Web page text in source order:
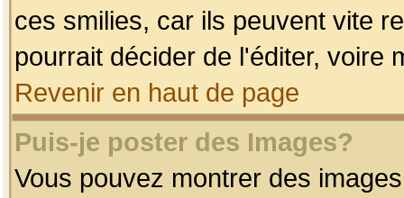
ces smilies, car ils peuvent vite
pourrait décider de l'éditer, voire
Revenir en haut de page
Puis-je poster des Images?
Vous pouvez montrer des